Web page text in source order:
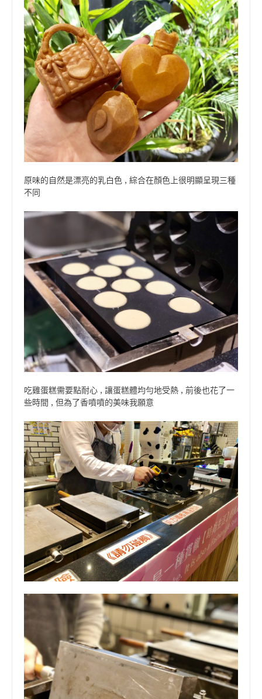
原味的自然是漂亮的乳白色 , 綜合在顏色上很明顯呈現三種
不同
吃雞蛋糕需要點耐心 , 讓蛋糕體均勻地受熱 , 前後也花了一
些時間 , 但為了香噴噴的美味我願意